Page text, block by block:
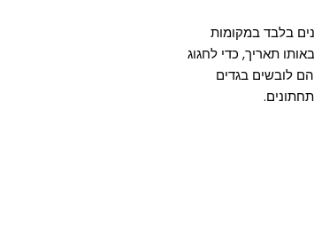
בלבד במקומות
בניו יורק, כמו הטיימס סקוור, בניין העירייה והבורסה. בשנת 2013, באותו תאריך, כדי לחגוג
לובשים בגדים